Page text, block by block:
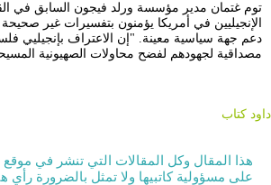
الإنجيليين في أمريكا يؤمنون بتفسيرات غير
دعم جهة سياسية معينة. "إن الاعتراف بإنجيليي
مصداقية لجهودهم لفضح محاولات الصهيونية
داود كتاب
هذا المقال وكل المقالات التي تنشر في
على مسؤولية كاتبيها ولا تمثل بالضرورة رأي